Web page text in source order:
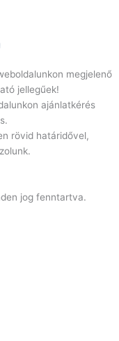
megjelenő
jellegűek!
ajánlatkérés
rövid határidővel,
jog fenntartva.